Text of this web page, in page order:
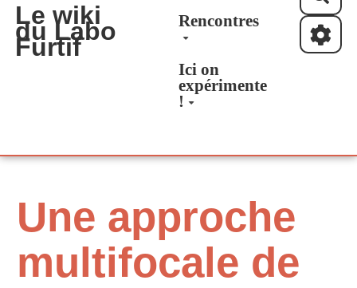
Le wiki
du Labo
Furtif
Rencontres
Ici on
expérimente
!
Une approche
multifocale de